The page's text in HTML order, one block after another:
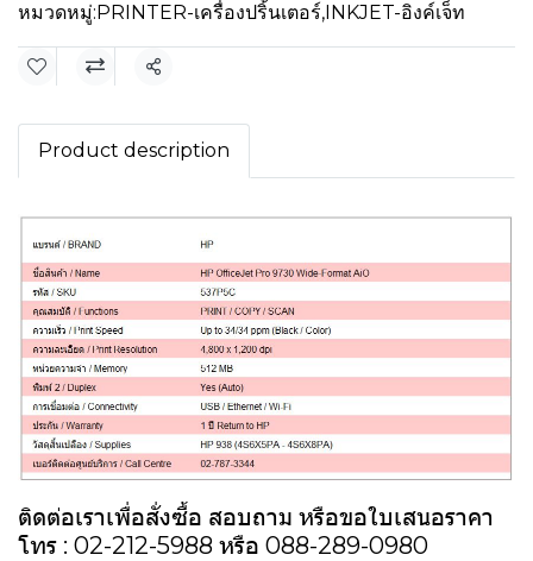
หมวดหมู่:PRINTER-เครื่องปริ้นเตอร์,INKJET-อิงค์เจ็ท
แชร์
Product description
ติดต่อเราเพื่อสั่งซื้อ สอบถาม หรือขอใบเสนอราคา
โทร : 02-212-5988 หรือ 088-289-0980